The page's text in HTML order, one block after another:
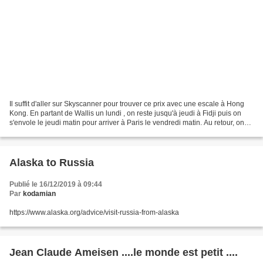
Il suffit d'aller sur Skyscanner pour trouver ce prix avec une escale à Hong
Kong. En partant de Wallis un lundi , on reste jusqu'à jeudi à Fidji puis on
s'envole le jeudi matin pour arriver à Paris le vendredi matin. Au retour, on
Alaska to Russia
Publié le 16/12/2019 à 09:44
Par kodamian
https://www.alaska.org/advice/visit-russia-from-alaska
Jean Claude Ameisen ....le monde est petit ....